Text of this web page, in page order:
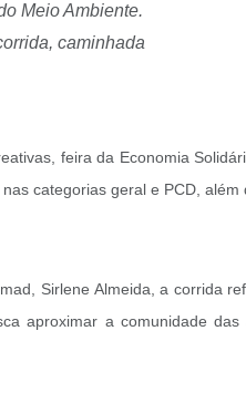
Meio Ambiente.
caminhada
feira da Economia
categorias geral e PCD,
Sirlene Almeida, a corrida
aproximar a comunidade